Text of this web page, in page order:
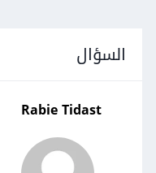
السؤال
Rabie Tidast